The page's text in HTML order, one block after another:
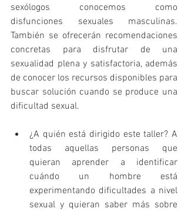
sexólogos conocemos como
disfunciones sexuales masculinas.
También se ofrecerán recomendaciones
concretas para disfrutar de una
sexualidad plena y satisfactoria, además
de conocer los recursos disponibles para
buscar solución cuando se produce una
dificultad sexual.
¿A quién está dirigido este taller? A
todas aquellas personas que
quieran aprender a identificar
cuándo un hombre está
experimentando dificultades a nivel
sexual y quieran saber más sobre